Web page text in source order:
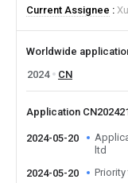
Current Assignee
Worldwide
2024
CN
Application
2024-05-20
ltd
2024-05-20
Priority